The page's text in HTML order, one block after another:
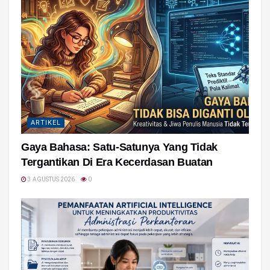
ARTIKEL
Gaya Bahasa: Satu-Satunya Yang Tidak
Tergantikan Di Era Kecerdasan Buatan
3 AGUSTUS 2026 0